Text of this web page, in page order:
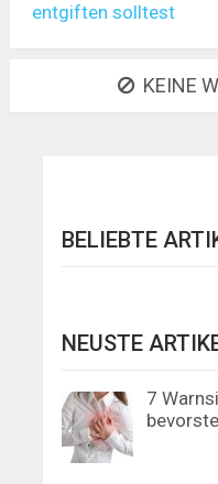
entgiften solltest
KEINE
BELIEBTE
NEUSTE
7